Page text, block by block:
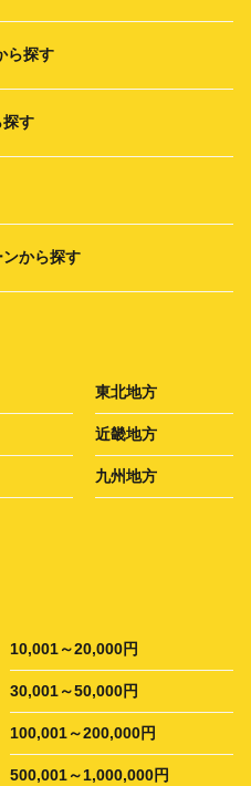
ら探す
探す
から探す
東北地方
近畿地方
九州地方
10,001～20,000円
30,001～50,000円
100,001～200,000円
500,001～1,000,000円